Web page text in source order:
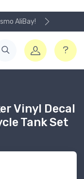
AliBay!
Vinyl Decal
Tank Set